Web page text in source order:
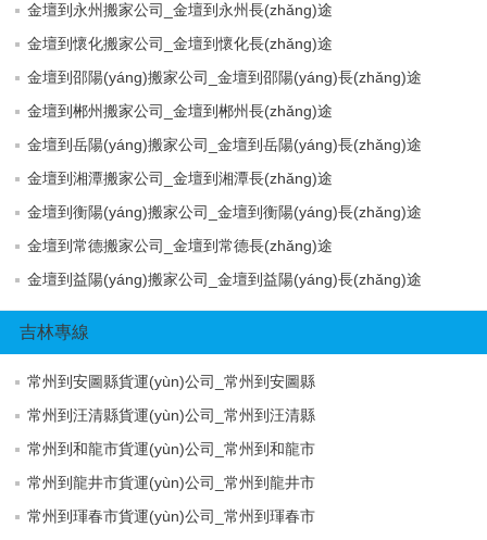
金壇到永州搬家公司_金壇到永州長(zhǎng)途
金壇到懷化搬家公司_金壇到懷化長(zhǎng)途
金壇到邵陽(yáng)搬家公司_金壇到邵陽(yáng)長(zhǎng)途
金壇到郴州搬家公司_金壇到郴州長(zhǎng)途
金壇到岳陽(yáng)搬家公司_金壇到岳陽(yáng)長(zhǎng)途
金壇到湘潭搬家公司_金壇到湘潭長(zhǎng)途
金壇到衡陽(yáng)搬家公司_金壇到衡陽(yáng)長(zhǎng)途
金壇到常德搬家公司_金壇到常德長(zhǎng)途
金壇到益陽(yáng)搬家公司_金壇到益陽(yáng)長(zhǎng)途
吉林專線
常州到安圖縣貨運(yùn)公司_常州到安圖縣
常州到汪清縣貨運(yùn)公司_常州到汪清縣
常州到和龍市貨運(yùn)公司_常州到和龍市
常州到龍井市貨運(yùn)公司_常州到龍井市
常州到琿春市貨運(yùn)公司_常州到琿春市